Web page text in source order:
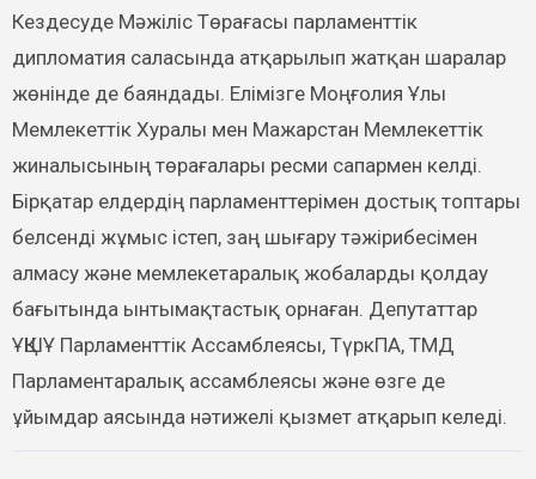
Кездесуде Мәжіліс Төрағасы парламенттік
дипломатия саласында атқарылып жатқан шаралар
жөнінде де баяндады. Елімізге Моңғолия Ұлы
Мемлекеттік Хуралы мен Мажарстан Мемлекеттік
жиналысының төрағалары ресми сапармен келді.
Бірқатар елдердің парламенттерімен достық топтары
белсенді жұмыс істеп, заң шығару тәжірибесімен
алмасу және мемлекетаралық жобаларды қолдау
бағытында ынтымақтастық орнаған. Депутаттар
ҰҚШҰ Парламенттік Ассамблеясы, ТүркПА, ТМД
Парламентаралық ассамблеясы және өзге де
ұйымдар аясында нәтижелі қызмет атқарып келеді.